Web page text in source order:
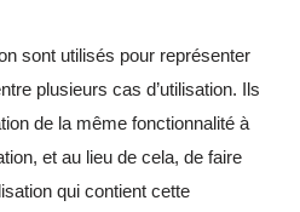
sont utilisés pour représenter
plusieurs cas d’utilisation. Ils
de la même fonctionnalité à
et au lieu de cela, de faire
qui contient cette